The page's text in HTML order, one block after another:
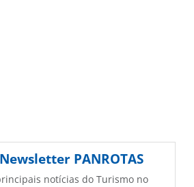
Newsletter PANROTAS
notícias do Turismo no